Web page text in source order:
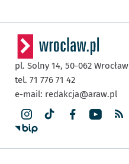
pl. Solny 14, 50-062 Wrocław
tel. 71 776 71 42
e-mail: redakcja@araw.pl